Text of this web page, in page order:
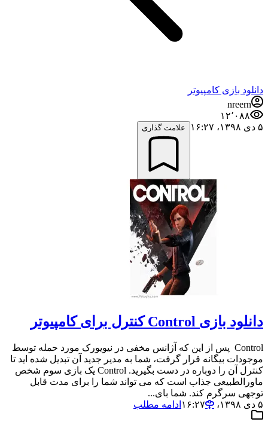
دانلود بازی کامپیوتر
nreern
۱۲٬۰۸۸
۵ دی ۱۳۹۸،‏ ۱۶:۲۷
علامت گذاری
دانلود بازی Control کنترل برای کامپیوتر
Control پس از این که آژانس مخفی در نیویورک مورد حمله توسط
موجودات بیگانه قرار گرفت، شما به مدیر جدید آن تبدیل شده اید تا
کنترل آن را دوباره در دست بگیرید. Control یک بازی سوم شخص
ماورالطبیعی جذاب است که می تواند شما را برای مدت قابل
توجهی سرگرم کند. شما بای...
۵ دی ۱۳۹۸،‏ ۱۶:۲۷
ادامه مطلب